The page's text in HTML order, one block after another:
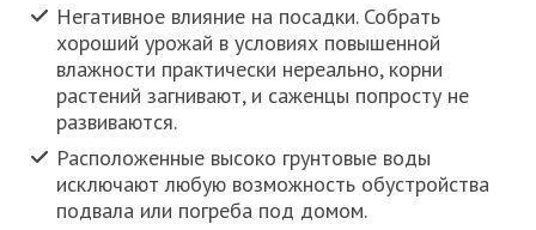
Негативное влияние на посадки. Собрать
хороший урожай в условиях повышенной
влажности практически нереально, корни
растений загнивают, и саженцы попросту не
развиваются.
Расположенные высоко грунтовые воды
исключают любую возможность обустройства
подвала или погреба под домом.